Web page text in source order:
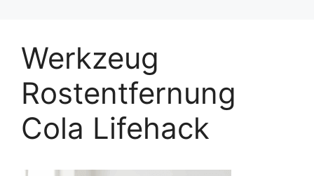
Werkzeug
Rostentfernung
Cola Lifehack